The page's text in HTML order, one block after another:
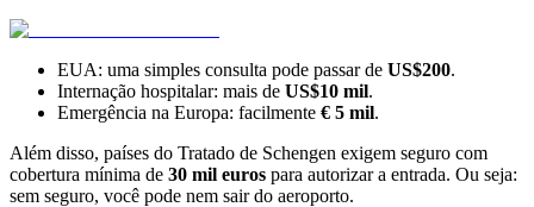
EUA: uma simples consulta pode passar de US$200.
Internação hospitalar: mais de US$10 mil.
Emergência na Europa: facilmente € 5 mil.
Além disso, países do Tratado de Schengen exigem seguro com
cobertura mínima de 30 mil euros para autorizar a entrada. Ou seja:
sem seguro, você pode nem sair do aeroporto.